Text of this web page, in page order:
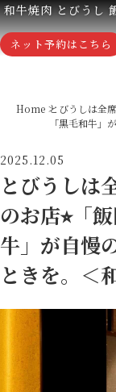
和牛焼肉 とびうし
ネット予約はこちら
Home とびうしは全
「黒毛和牛
2025.12.05
とびうしは
のお店⭐︎「
牛」が自慢
ときを。＜